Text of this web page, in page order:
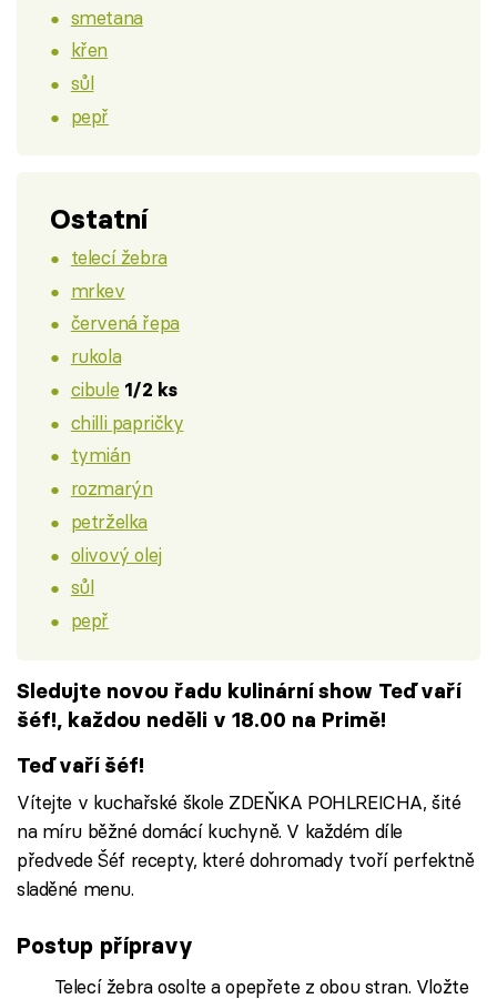
smetana
křen
sůl
pepř
Ostatní
telecí žebra
mrkev
červená řepa
rukola
cibule 1/2 ks
chilli papričky
tymián
rozmarýn
petrželka
olivový olej
sůl
pepř
Sledujte novou řadu kulinární show Teď vaří
šéf!, každou neděli v 18.00 na Primě!
Teď vaří šéf!
Vítejte v kuchařské škole ZDEŇKA POHLREICHA, šité
na míru běžné domácí kuchyně. V každém díle
předvede Šéf recepty, které dohromady tvoří perfektně
sladěné menu.
Postup přípravy
Telecí žebra osolte a opepřete z obou stran. Vložte